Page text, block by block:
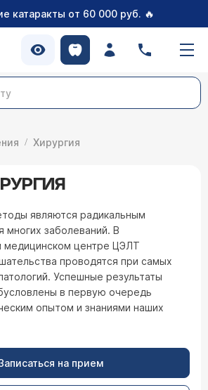
катаракты от 60 000 руб. 🔥
Хирургия
являются радикальным
многих заболеваний. В
медицинском центре ЦЭЛТ
проводятся при самых
Успешные результаты
в первую очередь
опытом и знаниями наших
на прием